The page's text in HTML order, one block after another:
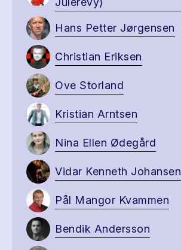
Hans Petter Jørgensen
Christian Eriksen
Ove Storland
Kristian Arntsen
Nina Ellen Ødegård
Vidar Kenneth Johansen
Pål Mangor Kvammen
Bendik Andersson